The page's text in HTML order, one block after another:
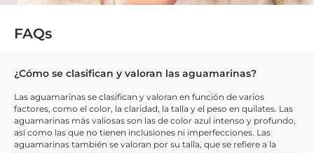
FAQs
¿Cómo se clasifican y valoran las aguamarinas?
Las aguamarinas se clasifican y valoran en función de varios
factores, como el color, la claridad, la talla y el peso en quilates. Las
aguamarinas más valiosas son las de color azul intenso y profundo,
así como las que no tienen inclusiones ni imperfecciones. Las
aguamarinas también se valoran por su talla, que se refiere a la